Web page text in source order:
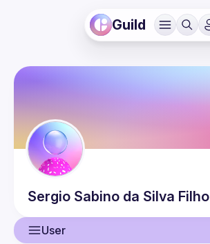
Guild
Sergio Sabino da Silva Filho
User